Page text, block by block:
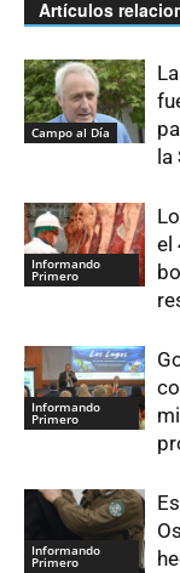
Artículos
Campo al Día
Informando
Primero
el
Informando
Primero
Informando
Primero